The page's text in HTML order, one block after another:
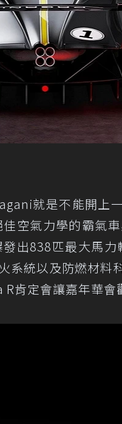
就是不能開上
空氣力學的霸氣
出838匹最大馬
系統以及防燃材料
肯定會讓嘉年華會